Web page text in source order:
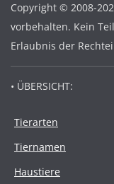
Copyright © 2008-
vorbehalten. Kein
Erlaubnis der
• ÜBERSICHT:
Tierarten
Tiernamen
Haustiere